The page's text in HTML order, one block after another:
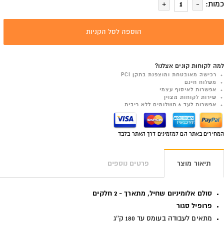
כמות:
הוספה לסל הקניות
למה לקוחות קונים אצלנו?
רכישה מאובטחת ומוצפנת בתקן PCI
משלוח חינם
אפשרות לאיסוף עצמי
שירות לקוחות מצוין
אפשרות לעד 6 תשלומים ללא ריבית
המחירים באתר הם למזמינים דרך האתר בלבד
תיאור מוצר פרטים נוספים
סולם אלומיניום שחיל, מתארך - 2 חלקים
פרופיל סגור
מתאים לעבודה בעומס עד 180 ק''ג